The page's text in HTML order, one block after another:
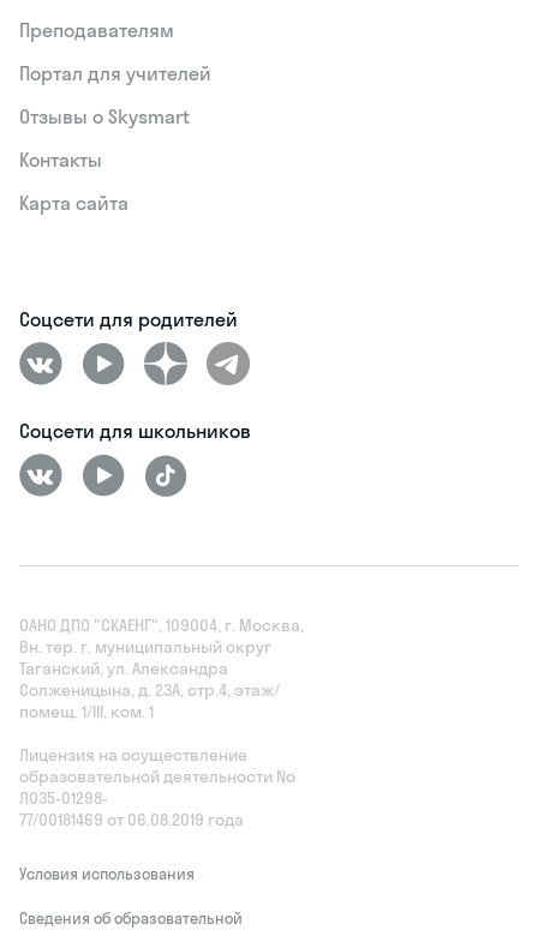
Преподавателям
Портал для учителей
Отзывы о Skysmart
Контакты
Карта сайта
Соцсети для родителей
Соцсети для школьников
ОАНО ДПО "СКАЕНГ", 109004, г. Москва,
Вн. тер. г. муниципальный округ
Таганский, ул. Александра
Солженицына, д. 23А, стр.4, этаж/
помещ. 1/III, ком. 1
Лицензия на осуществление
образовательной деятельности No
Л035‑01298-
77/00181469 от 06.08.2019 года
Условия использования
Сведения об образовательной